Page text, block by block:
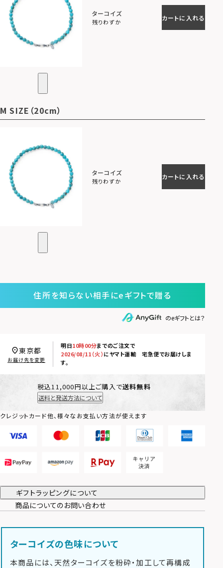
ターコイズ
残りわずか
カートに入れる
M SIZE（20cm）
ターコイズ
残りわずか
カートに入れる
住所を知らない相手にeギフトで贈る
のeギフトとは？
明日10時00分までのご注文で
2026/08/11（火）にヤマト運輸 宅急便でお届けしま
す。
東京都
お届け先を変更
税込11,000円以上ご購入で送料無料
送料と発送方法について
クレジットカード他、様々なお支払い方法が使えます
ギフトラッピングについて
商品についてのお問い合わせ
ターコイズの色味について
本商品には、天然ターコイズを粉砕・加工して再構成